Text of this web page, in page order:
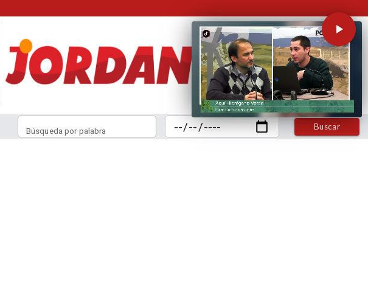
Buscar
Búsqueda por palabra